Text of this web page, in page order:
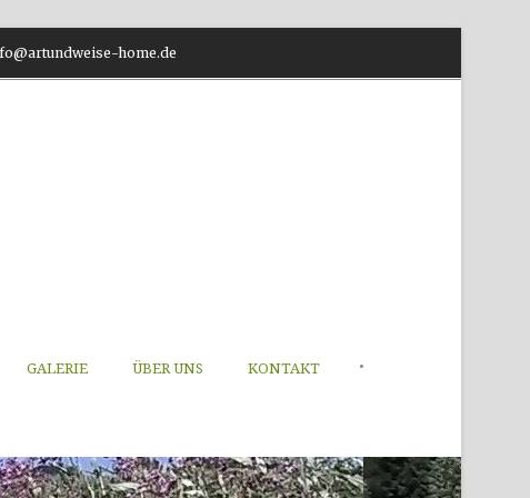
home.de
GALERIE ÜBER UNS KONTAKT •